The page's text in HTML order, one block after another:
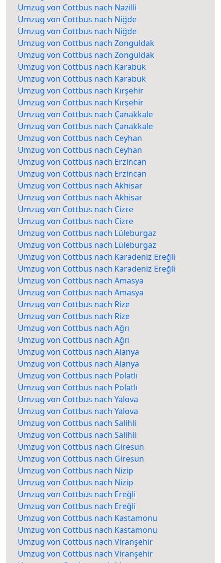
Umzug von Cottbus nach Nazilli
Umzug von Cottbus nach Niğde
Umzug von Cottbus nach Niğde
Umzug von Cottbus nach Zonguldak
Umzug von Cottbus nach Zonguldak
Umzug von Cottbus nach Karabük
Umzug von Cottbus nach Karabük
Umzug von Cottbus nach Kırşehir
Umzug von Cottbus nach Kırşehir
Umzug von Cottbus nach Çanakkale
Umzug von Cottbus nach Çanakkale
Umzug von Cottbus nach Ceyhan
Umzug von Cottbus nach Ceyhan
Umzug von Cottbus nach Erzincan
Umzug von Cottbus nach Erzincan
Umzug von Cottbus nach Akhisar
Umzug von Cottbus nach Akhisar
Umzug von Cottbus nach Cizre
Umzug von Cottbus nach Cizre
Umzug von Cottbus nach Lüleburgaz
Umzug von Cottbus nach Lüleburgaz
Umzug von Cottbus nach Karadeniz Ereğli
Umzug von Cottbus nach Karadeniz Ereğli
Umzug von Cottbus nach Amasya
Umzug von Cottbus nach Amasya
Umzug von Cottbus nach Rize
Umzug von Cottbus nach Rize
Umzug von Cottbus nach Ağrı
Umzug von Cottbus nach Ağrı
Umzug von Cottbus nach Alanya
Umzug von Cottbus nach Alanya
Umzug von Cottbus nach Polatlı
Umzug von Cottbus nach Polatlı
Umzug von Cottbus nach Yalova
Umzug von Cottbus nach Yalova
Umzug von Cottbus nach Salihli
Umzug von Cottbus nach Salihli
Umzug von Cottbus nach Giresun
Umzug von Cottbus nach Giresun
Umzug von Cottbus nach Nizip
Umzug von Cottbus nach Nizip
Umzug von Cottbus nach Ereğli
Umzug von Cottbus nach Ereğli
Umzug von Cottbus nach Kastamonu
Umzug von Cottbus nach Kastamonu
Umzug von Cottbus nach Viranşehir
Umzug von Cottbus nach Viranşehir